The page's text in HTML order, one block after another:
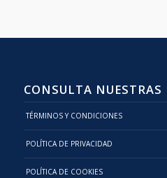
CONSULTA
TÉRMINOS Y CONDICIONES
POLÍTICA DE PRIVACIDAD
POLÍTICA DE COOKIES